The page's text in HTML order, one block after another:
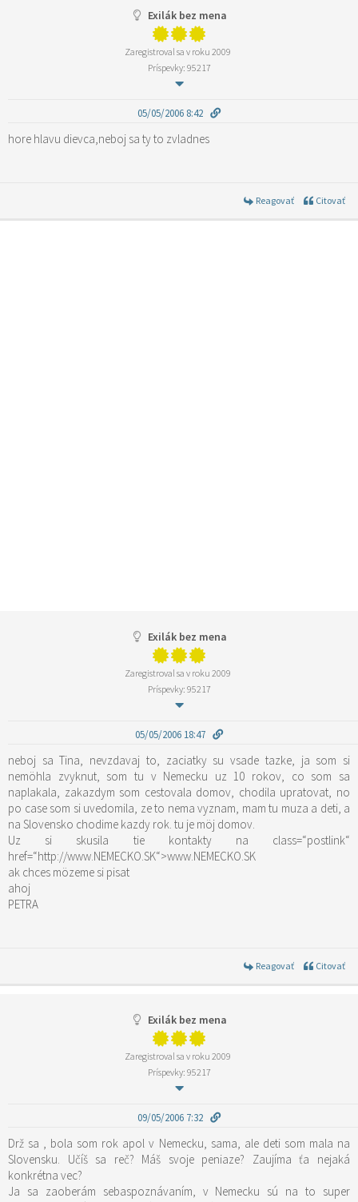
Exilák bez mena
Zaregistroval sa v roku 2009
Príspevky: 95217
05/05/2006 8:42
hore hlavu dievca,neboj sa ty to zvladnes
Reagovať Citovať
Exilák bez mena
Zaregistroval sa v roku 2009
Príspevky: 95217
05/05/2006 18:47
neboj sa Tina, nevzdavaj to, zaciatky su vsade tazke, ja som si
nemöhla zvyknut, som tu v Nemecku uz 10 rokov, co som sa
naplakala, zakazdym som cestovala domov, chodila upratovat, no
po case som si uvedomila, ze to nema vyznam, mam tu muza a deti, a
na Slovensko chodime kazdy rok. tu je möj domov.
Uz si skusila tie kontakty na class=“postlink“
href=“http://www.NEMECKO.SK“>www.NEMECKO.SK
ak chces mözeme si pisat
ahoj
PETRA
Reagovať Citovať
Exilák bez mena
Zaregistroval sa v roku 2009
Príspevky: 95217
09/05/2006 7:32
Drž sa , bola som rok apol v Nemecku, sama, ale deti som mala na
Slovensku. Učíš sa reč? Máš svoje peniaze? Zaujíma ťa nejaká
konkrétna vec?
Ja sa zaoberám sebaspoznávaním, v Nemecku sú na to super